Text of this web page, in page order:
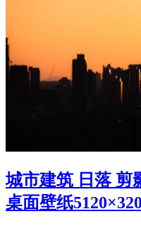
城市建筑 日落 剪
桌面壁纸